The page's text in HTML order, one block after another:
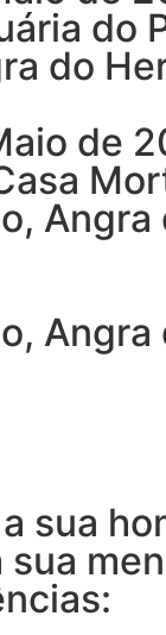
do
do
de
Angra
Angra
sua